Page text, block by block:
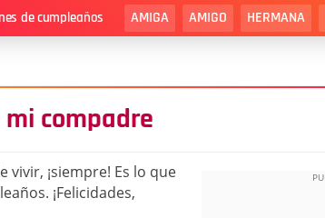
de cumpleaños AMIGA AMIGO HERMANA
compadre
vivir, ¡siempre! Es lo que
¡Felicidades,